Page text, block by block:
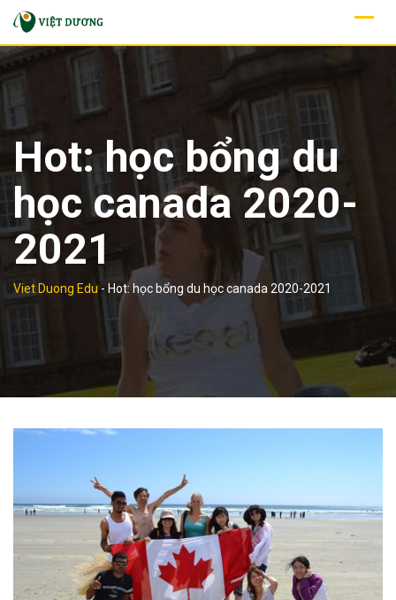
Skip
content
Hot: học bổng du
học canada 2020-
2021
Viet Duong Edu - Hot: học bổng du học canada 2020-2021